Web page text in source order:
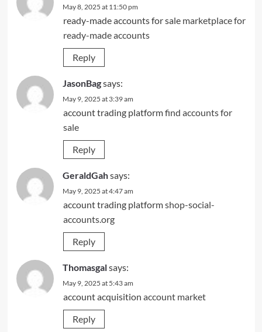
May 8, 2025 at 11:50 pm
ready-made accounts for sale marketplace for
ready-made accounts
Reply
JasonBagsays:
May 9, 2025 at 3:39 am
account trading platformfind accounts for
sale
Reply
GeraldGahsays:
May 9, 2025 at 4:47 am
account trading platformshop-social-
accounts.org
Reply
Thomasgalsays:
May 9, 2025 at 5:43 am
account acquisition account market
Reply